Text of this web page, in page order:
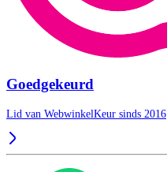
Goedgekeurd
Lid van WebwinkelKeur sinds 2016